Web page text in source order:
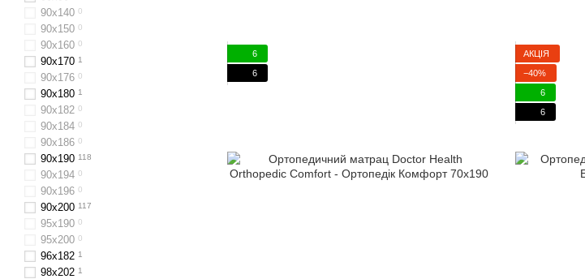
6
6
АКЦІЯ
−40%
6
6
90х140 0
90x150 0
90x160 0
90х170 1
90х176 0
90x180 1
90х182 0
90х184 0
90x186 0
90x190 118
90х194 0
90x196 0
90x200 117
95х190 0
95х200 0
96х182 1
98х202 1